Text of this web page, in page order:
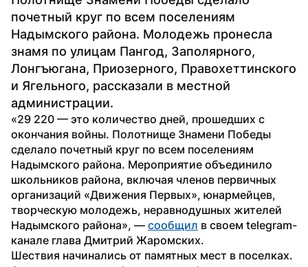
почетный круг по всем поселениям
Надымского района. Молодежь пронесла
знамя по улицам Пангод, Заполярного,
Лонгъюгана, Приозерного, Правохеттинского
и Ягельного, рассказали в местной
администрации.
«29 220 — это количество дней, прошедших с
окончания войны. Полотнище Знамени Победы
сделало почетный круг по всем поселениям
Надымского района. Мероприятие объединило
школьников района, включая членов первичных
организаций «Движения Первых», юнармейцев,
творческую молодежь, неравнодушных жителей
Надымского района», — сообщил в своем telegram-
канале глава Дмитрий Жаромских.
Шествия начинались от памятных мест в поселках.